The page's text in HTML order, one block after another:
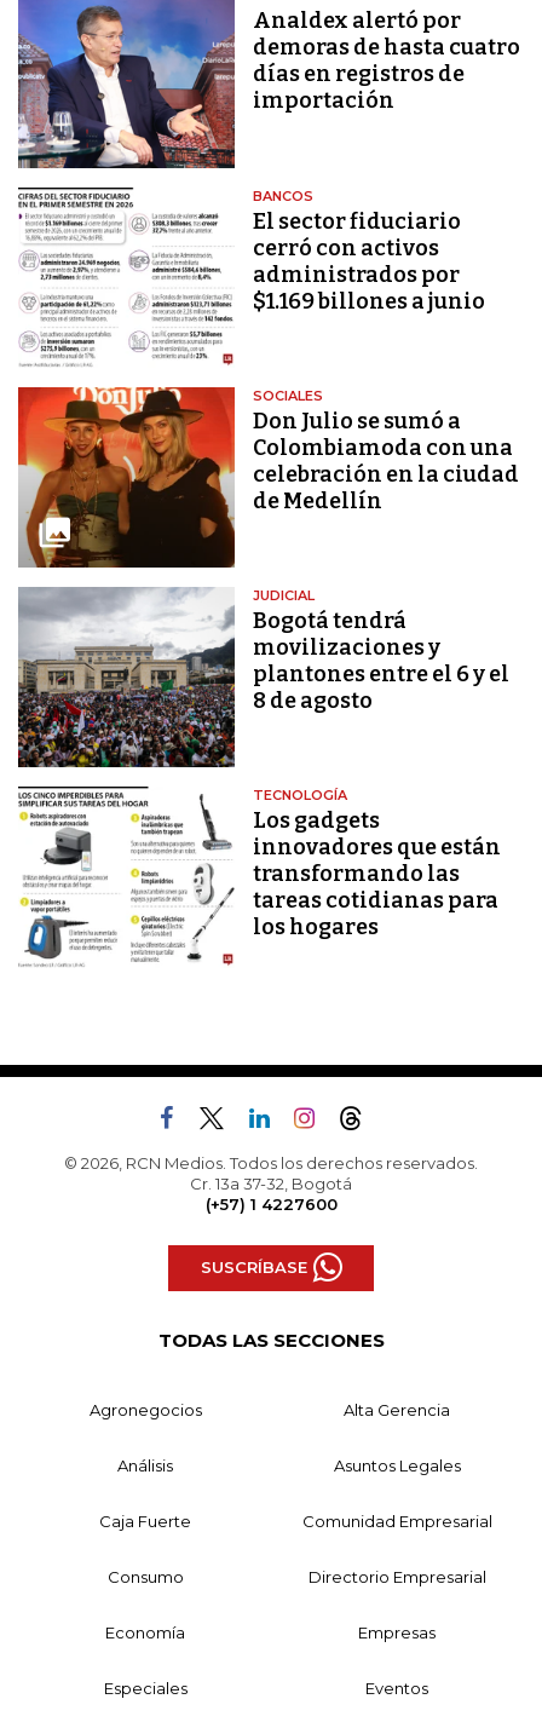
Analdex alertó por
demoras de hasta cuatro
días en registros de
importación
BANCOS
El sector fiduciario
cerró con activos
administrados por
$1.169 billones a junio
SOCIALES
Don Julio se sumó a
Colombiamoda con una
celebración en la ciudad
de Medellín
JUDICIAL
Bogotá tendrá
movilizaciones y
plantones entre el 6 y el
8 de agosto
TECNOLOGÍA
Los gadgets
innovadores que están
transformando las
tareas cotidianas para
los hogares
© 2026, RCN Medios. Todos los derechos reservados.
Cr. 13a 37-32, Bogotá
(+57) 1 4227600
SUSCRÍBASE
TODAS LAS SECCIONES
Agronegocios Alta Gerencia
Análisis Asuntos Legales
Caja Fuerte Comunidad Empresarial
Consumo Directorio Empresarial
Economía Empresas
Especiales Eventos